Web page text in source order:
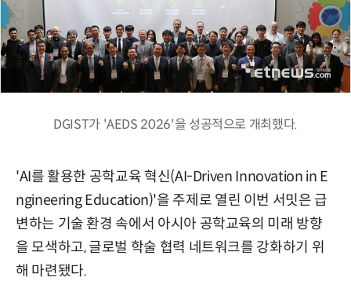
DGIST가 'AEDS 2026'을 성공적으로 개최했다.
'AI를 활용한 공학교육 혁신(AI-Driven Innovation in E
ngineering Education)'을 주제로 열린 이번 서밋은 급
변하는 기술 환경 속에서 아시아 공학교육의 미래 방향
을 모색하고, 글로벌 학술 협력 네트워크를 강화하기 위
해 마련됐다.